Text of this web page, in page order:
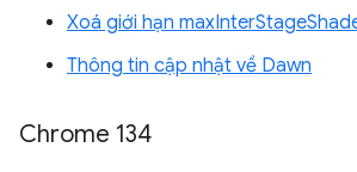
Xoá giới hạn
Thông tin cập nhật về Dawn
Chrome 134